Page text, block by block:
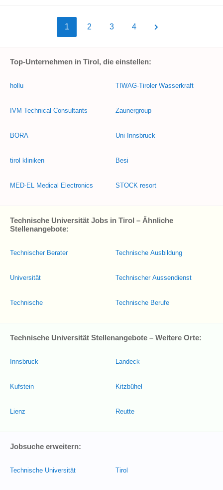
1 2 3 4
Top-Unternehmen in Tirol, die einstellen:
hollu
IVM Technical Consultants
BORA
tirol kliniken
MED-EL Medical Electronics
TIWAG-Tiroler Wasserkraft
Zaunergroup
Uni Innsbruck
Besi
STOCK resort
Technische Universität Jobs in Tirol – Ähnliche
Stellenangebote:
Technischer Berater
Universität
Technische
Technische Ausbildung
Technischer Aussendienst
Technische Berufe
Technische Universität Stellenangebote – Weitere Orte:
Innsbruck
Kufstein
Lienz
Landeck
Kitzbühel
Reutte
Jobsuche erweitern:
Technische Universität Tirol